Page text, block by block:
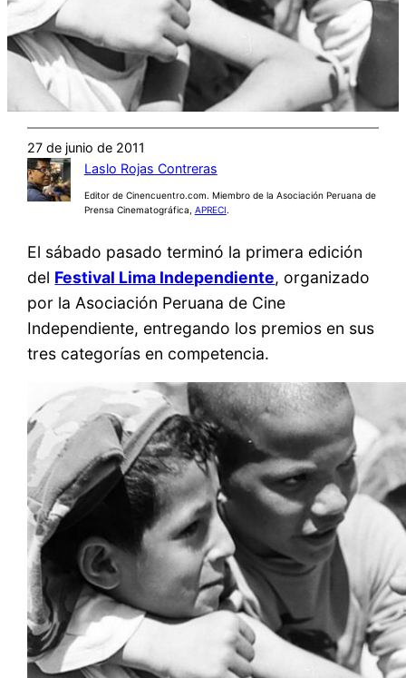
27 de junio de 2011
Laslo Rojas Contreras
Editor de Cinencuentro.com. Miembro de la Asociación Peruana de
Prensa Cinematográfica, APRECI.
El sábado pasado terminó la primera edición
del Festival Lima Independiente, organizado
por la Asociación Peruana de Cine
Independiente, entregando los premios en sus
tres categorías en competencia.